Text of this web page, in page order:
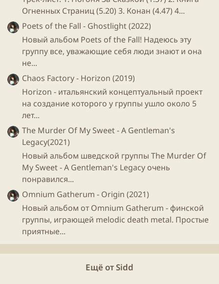
Огненных Страниц (5.20) 3. Конан (4.47) 4...
Poets of the Fall - Ghostlight (2022)
Новый альбом Poets of the Fall! Надеюсь эту
группу все, уважающие себя люди знают и она
не...
Chaos Factory - Horizon (2019)
Horizon - итальянский концептуальный проект
на создание которого у группы ушло около 5
лет...
The Murder Of My Sweet - A Gentleman's
Legacy(2021)
Новый альбом шведской группы The Murder Of
My Sweet - A Gentleman's Legacy очень
понравился...
Omnium Gatherum - Origin (2021)
Новый альбом от Omnium Gatherum - финской
группы, играющей melodic death metal. Простые
приятные...
Ещё от Sidd